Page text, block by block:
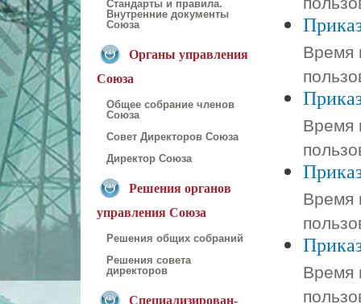
Стандарты и правила.
Внутренние документы
Союза
Органы управления
Союза
Общее собрание членов
Союза
Совет Директоров Союза
Директор Союза
Решения органов
управления Союза
Решения общих собраний
Решения совета
директоров
Специализирован-
Время
Время
Время
Время